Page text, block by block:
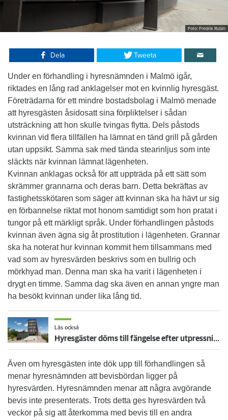
Foto: Fredrik Rubin
Dela Tweeta
Under en förhandling i hyresnämnden i Malmö igår,
riktades en lång rad anklagelser mot en kvinnlig hyresgäst.
Företrädarna för ett mindre bostadsbolag i Malmö menade
att hyresgästen åsidosatt sina förpliktelser i sådan
utsträckning att hon skulle tvingas flytta. Dels påstods
kvinnan vid flera tillfällen ha lämnat en tänd grill på gården
utan uppsikt. Samma sak med tända stearinljus som inte
släckts när kvinnan lämnat lägenheten.
Kvinnan anklagas också för att uppträda på ett sätt som
skrämmer grannarna och deras barn. Detta bekräftas av
fastighetsskötaren som säger att kvinnan ska ha hävt ur sig
en förbannelse riktat mot honom samtidigt som hon pratat i
tungor på ett märkligt språk. Under förhandlingen påstods
kvinnan även ägna sig åt prostitution i lägenheten. Grannar
ska ha noterat hur kvinnan kommit hem tillsammans med
vad som av hyresvärden beskrivs som en bullrig och
mörkhyad man. Denna man ska ha varit i lägenheten i
drygt en timme. Samma dag ska även en annan yngre man
ha besökt kvinnan under lika lång tid.
Läs också
Hyresgäster döms till fängelse efter utpressningshärva mot värden
Även om hyresgästen inte dök upp till förhandlingen så
menar hyresnämnden att bevisbördan ligger på
hyresvärden. Hyresnämnden menar att några avgörande
bevis inte presenterats. Trots detta ges hyresvärden två
veckor på sig att återkomma med bevis till en andra